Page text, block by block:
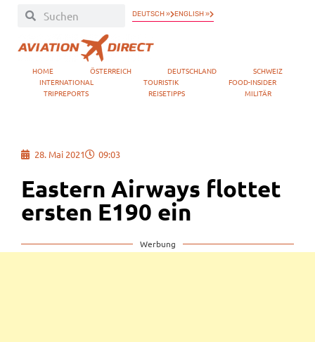
DEUTSCH » ENGLISH »
HOME ÖSTERREICH DEUTSCHLAND
SCHWEIZ
INTERNATIONAL
TOURISTIK
FOOD-INSIDER
TRIPREPORTS
REISETIPPS MILITÄR
28. Mai 2021 09:03
Eastern Airways flottet
ersten E190 ein
Werbung